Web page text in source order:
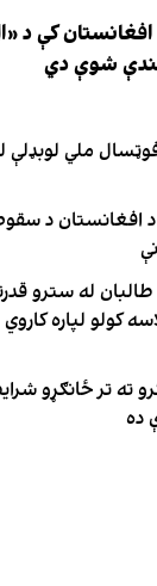
افغانستان کې د
شوې دي
۱۵مه؛ د افغانستان د
له سترو
کولو لپاره کاروي
ته تر ځانګړو
ده